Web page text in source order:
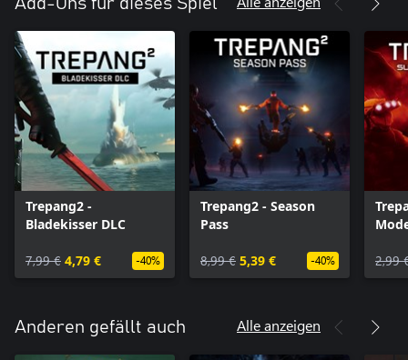
Trepang2 -
Bladekisser DLC
7,99 € 4,79 € -40%
Trepang2 - Season
Pass
8,99 € 5,39 € -40% 2,99
Anderen gefällt auch Alle anzeigen